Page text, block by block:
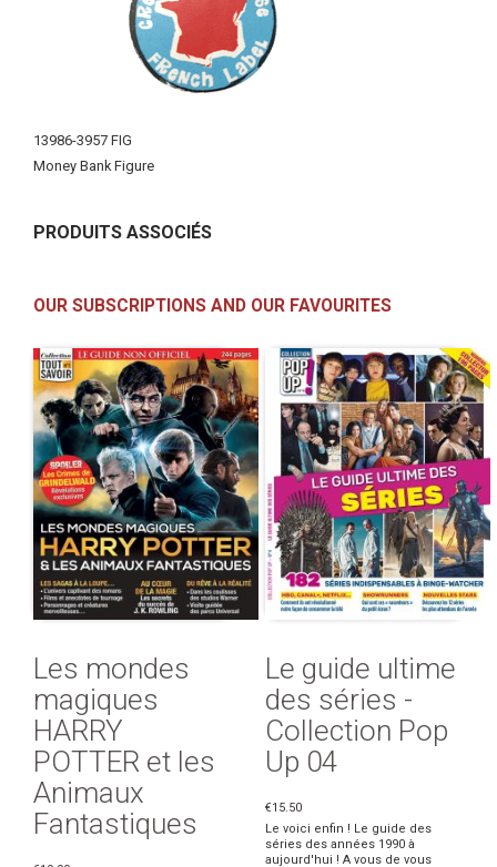
More
Information
13986-3957 FIG
Money Bank Figure
PRODUITS ASSOCIÉS
OUR SUBSCRIPTIONS AND OUR FAVOURITES
Les mondes
magiques
HARRY
POTTER et les
Animaux
Fantastiques
Le guide ultime
des séries -
Collection Pop
Up 04
€15.50
Le voici enfin ! Le guide des
séries des années 1990 à
aujourd'hui ! A vous de vous